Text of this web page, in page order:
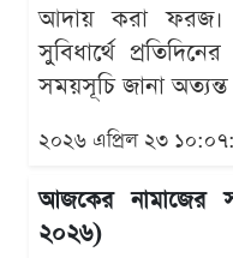
আদায় করা ফরজ।
সুবিধার্থে
সময়সূচি জানা
২০২৬ এপ্রিল ২৩
আজকের নামাজের
২০২৬)